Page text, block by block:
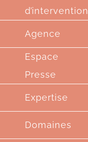
d’intervention
Agence
Espace
Presse
Expertise
Domaines